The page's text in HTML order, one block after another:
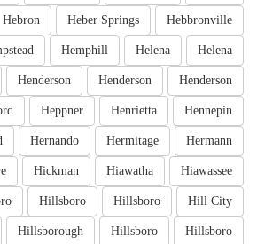
Hebbronville
Heber Springs
Hebron
Helena
Helena
Hemphill
Henderson
Henderson
Henderson
Hennepin
Henrietta
Heppner
Hermann
Hermitage
Hernando
Hiawassee
Hiawatha
Hickman
Hill City
Hillsboro
Hillsboro
Hillsboro
Hillsboro
Hillsborough